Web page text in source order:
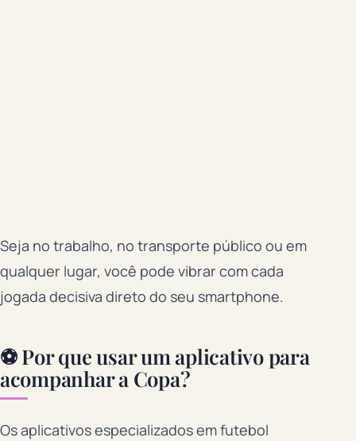
Seja no trabalho, no transporte público ou em
qualquer lugar, você pode vibrar com cada
jogada decisiva direto do seu smartphone.
⚽ Por que usar um aplicativo para
acompanhar a Copa?
Os aplicativos especializados em futebol